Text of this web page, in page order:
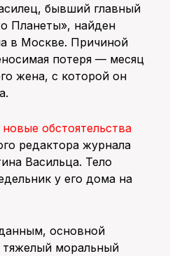
бывший главный
Планеты», найден
в Москве. Причиной
потеря — месяц
жена, с которой он
новые обстоятельства
редактора журнала
Васильца. Тело
у его дома на
основной
тяжелый моральный